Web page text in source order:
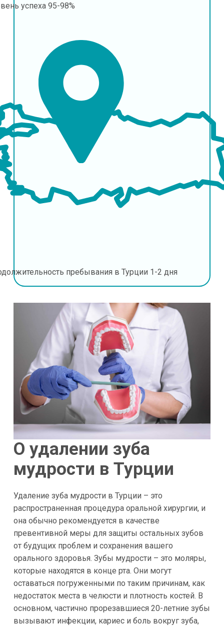
успеха 95-98%
пребывания в Турции 1-2 дня
О удалении зуба
мудрости в Турции
Удаление зуба мудрости в Турции – это
распространенная процедура оральной хирургии, и
она обычно рекомендуется в качестве
превентивной меры для защиты остальных зубов
от будущих проблем и сохранения вашего
орального здоровья. Зубы мудрости – это моляры,
которые находятся в конце рта. Они могут
оставаться погруженными по таким причинам, как
недостаток места в челюсти и плотность костей. В
основном, частично прорезавшиеся 20-летние зубы
вызывают инфекции, кариес и боль вокруг зуба,